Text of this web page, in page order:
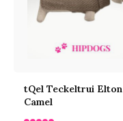
tQel Teckeltrui Elton
Camel